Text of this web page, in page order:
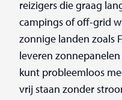
reizigers die graag
campings of off-grid
zonnige landen zoals
leveren
kunt probleemloos
vrij staan zonder